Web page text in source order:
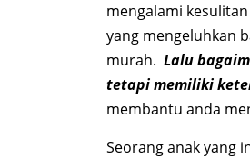
mengalami
yang mengeluhkan
murah. Lalu
tetapi memiliki
membantu anda
Seorang anak yang